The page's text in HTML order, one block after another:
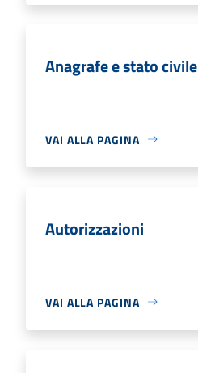
Anagrafe e stato civile
VAI ALLA PAGINA
Autorizzazioni
VAI ALLA PAGINA